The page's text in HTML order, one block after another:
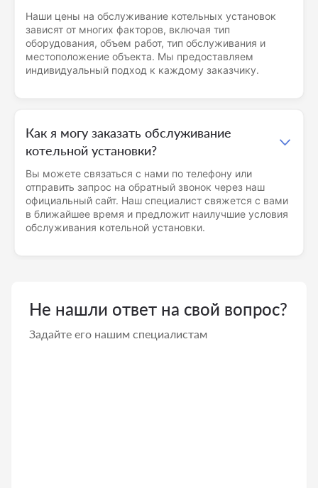
Наши цены на обслуживание котельных установок
зависят от многих факторов, включая тип
оборудования, объем работ, тип обслуживания и
местоположение объекта. Мы предоставляем
индивидуальный подход к каждому заказчику.
Как я могу заказать обслуживание
котельной установки?
Вы можете связаться с нами по телефону или
отправить запрос на обратный звонок через наш
официальный сайт. Наш специалист свяжется с вами
в ближайшее время и предложит наилучшие условия
обслуживания котельной установки.
Не нашли ответ на свой вопрос?
Задайте его нашим специалистам